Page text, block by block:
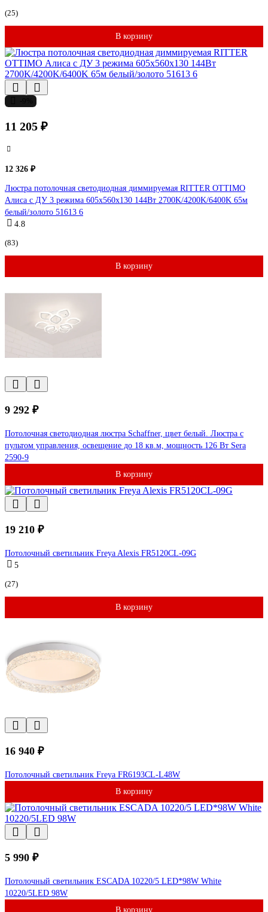
(25)
В корзину
11 205 ₽
12 326 ₽
Люстра потолочная светодиодная диммируемая RITTER OTTIMO
Алиса с ДУ 3 режима 605x560x130 144Вт 2700K/4200K/6400K 65м
белый/золото 51613 6
4.8
(83)
В корзину
9 292 ₽
Потолочная светодиодная люстра Schaffner, цвет белый. Люстра с
пультом управления, освещение до 18 кв.м, мощность 126 Вт Sera
2590-9
В корзину
19 210 ₽
Потолочный светильник Freya Alexis FR5120CL-09G
5
(27)
В корзину
16 940 ₽
Потолочный светильник Freya FR6193CL-L48W
В корзину
5 990 ₽
Потолочный светильник ESCADA 10220/5 LED*98W White
10220/5LED 98W
В корзину